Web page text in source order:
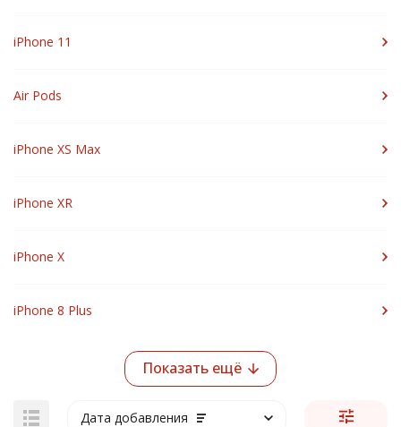
iPhone 11
Air Pods
iPhone XS Max
iPhone XR
iPhone X
iPhone 8 Plus
Показать ещё
Дата добавления